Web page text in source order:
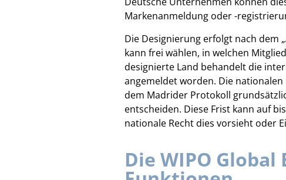
Markenanmeldung oder -
Die Designierung erfolgt nach dem
kann frei wählen, in welchen
designierte Land behandelt die
angemeldet worden. Die
dem Madrider Protokoll
entscheiden. Diese Frist kann auf
nationale Recht dies vorsieht oder
Die WIPO